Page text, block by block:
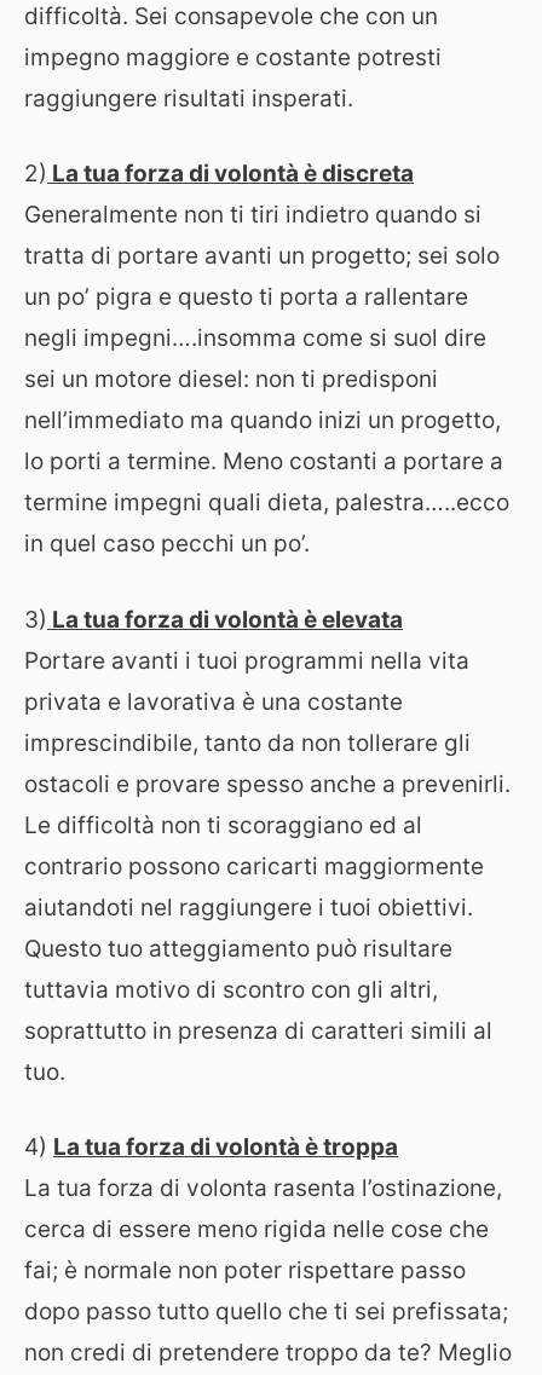
difficoltà. Sei consapevole che con un
impegno maggiore e costante potresti
raggiungere risultati insperati.
2) La tua forza di volontà è discreta
Generalmente non ti tiri indietro quando si
tratta di portare avanti un progetto; sei solo
un po’ pigra e questo ti porta a rallentare
negli impegni….insomma come si suol dire
sei un motore diesel: non ti predisponi
nell’immediato ma quando inizi un progetto,
lo porti a termine. Meno costanti a portare a
termine impegni quali dieta, palestra…..ecco
in quel caso pecchi un po’.
3) La tua forza di volontà è elevata
Portare avanti i tuoi programmi nella vita
privata e lavorativa è una costante
imprescindibile, tanto da non tollerare gli
ostacoli e provare spesso anche a prevenirli.
Le difficoltà non ti scoraggiano ed al
contrario possono caricarti maggiormente
aiutandoti nel raggiungere i tuoi obiettivi.
Questo tuo atteggiamento può risultare
tuttavia motivo di scontro con gli altri,
soprattutto in presenza di caratteri simili al
tuo.
4) La tua forza di volontà è troppa
La tua forza di volonta rasenta l’ostinazione,
cerca di essere meno rigida nelle cose che
fai; è normale non poter rispettare passo
dopo passo tutto quello che ti sei prefissata;
non credi di pretendere troppo da te? Meglio